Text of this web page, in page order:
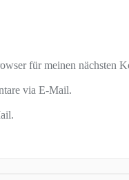
für meinen nächsten
via E-Mail.